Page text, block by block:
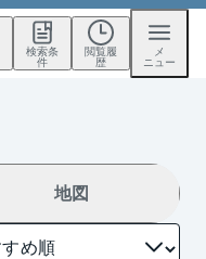
検索条
件
閲覧履
歴
メ
ニュー
地図